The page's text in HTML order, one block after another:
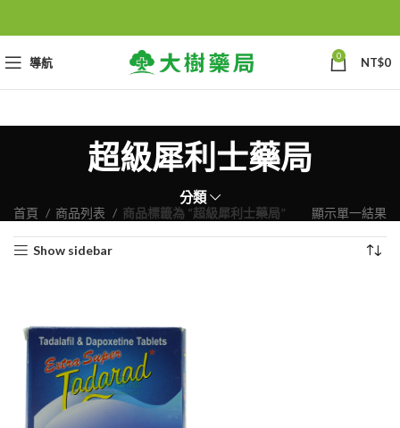
導航 0 NT$0
超級犀利士藥局
分類
首頁 商品列表 商品標籤為 “超級犀利士藥局” 顯示單一結果
Show sidebar